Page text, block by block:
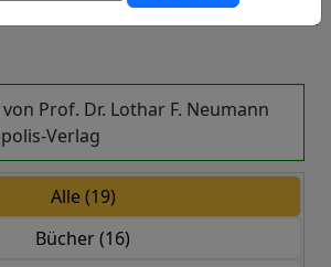
Prof. Dr. Lothar F. Neumann
Verlag
Alle (19)
Bücher (16)